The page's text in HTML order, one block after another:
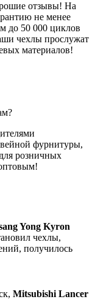
отзывы! На
не менее
до 50 000 циклов
чехлы прослужат
материалов!
фурнитуры,
розничных
Yong Kyron
чехлы,
получилось
Mitsubishi Lancer